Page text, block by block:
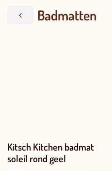
Badmatten
Kitsch Kitchen badmat
soleil rond geel